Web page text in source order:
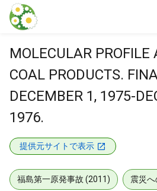
本文に飛ぶ
MOLECULAR PROFILE
COAL PRODUCTS.
DECEMBER 1, 1975-
1976.
提供元サイトで表示
福島第一原発事故 (2011) 震災へ